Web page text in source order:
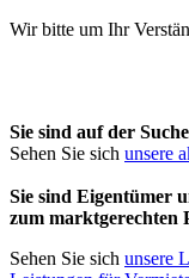
Wir bitte um Ihr
Sie sind auf der
Sehen Sie sich unsere
Sie sind Eigentümer
zum marktgerechten
Sehen Sie sich unsere